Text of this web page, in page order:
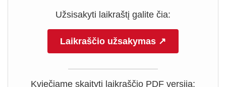
Užsisakyti laikraštį galite čia:
Laikraščio užsakymas ↗
Kviečiame skaityti laikraščio PDF versiją: